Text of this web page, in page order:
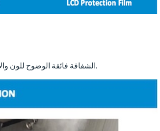
يتم تخصيص ورقة فيلم PET الشفافة فائقة الوضوح للون والأبعاد وتلبية ظروف العمل المختلفة.